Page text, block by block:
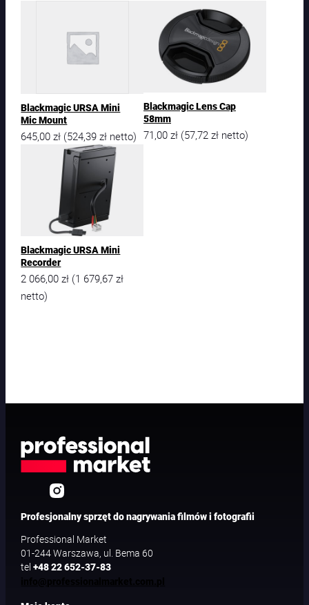
Blackmagic URSA Mini
Mic Mount
645,00zł (524,39zł netto)
Blackmagic Lens Cap
58mm
71,00 zł (57,72 zł netto)
Blackmagic URSA Mini
Recorder
2 066,00zł (1 679,67zł
netto)
Profesjonalny sprzęt do nagrywania filmów i fotografii
Professional Market
01-244 Warszawa, ul. Bema 60
tel+48 22 652-37-83